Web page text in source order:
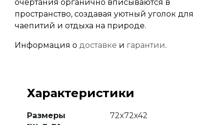
очертания органично вписываются в
пространство, создавая уютный уголок для
чаепитий и отдыха на природе.
Информация о доставке и гарантии.
Характеристики
Размеры
72x72x42